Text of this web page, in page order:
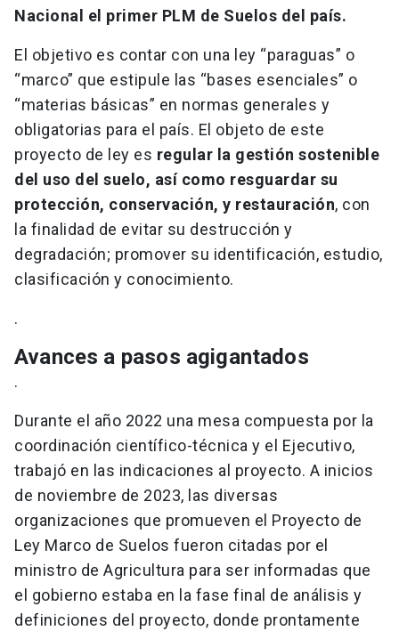
Nacional el primer PLM de Suelos del país.
El objetivo es contar con una ley “paraguas” o
“marco” que estipule las “bases esenciales” o
“materias básicas” en normas generales y
obligatorias para el país. El objeto de este
proyecto de ley es regular la gestión sostenible
del uso del suelo, así como resguardar su
protección, conservación, y restauración, con
la finalidad de evitar su destrucción y
degradación; promover su identificación, estudio,
clasificación y conocimiento.
.
Avances a pasos agigantados
.
Durante el año 2022 una mesa compuesta por la
coordinación científico-técnica y el Ejecutivo,
trabajó en las indicaciones al proyecto. A inicios
de noviembre de 2023, las diversas
organizaciones que promueven el Proyecto de
Ley Marco de Suelos fueron citadas por el
ministro de Agricultura para ser informadas que
el gobierno estaba en la fase final de análisis y
definiciones del proyecto, donde prontamente